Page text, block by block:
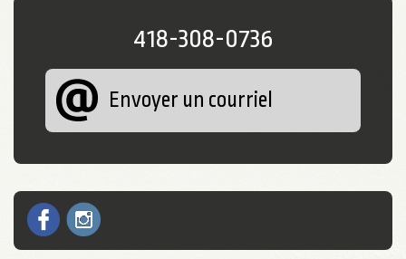
418-308-0736
Envoyer un courriel